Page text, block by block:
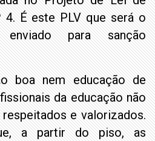
4. É este PLV que será o
para sanção
boa nem educação de
da educação não
e valorizados.
a partir do piso, as